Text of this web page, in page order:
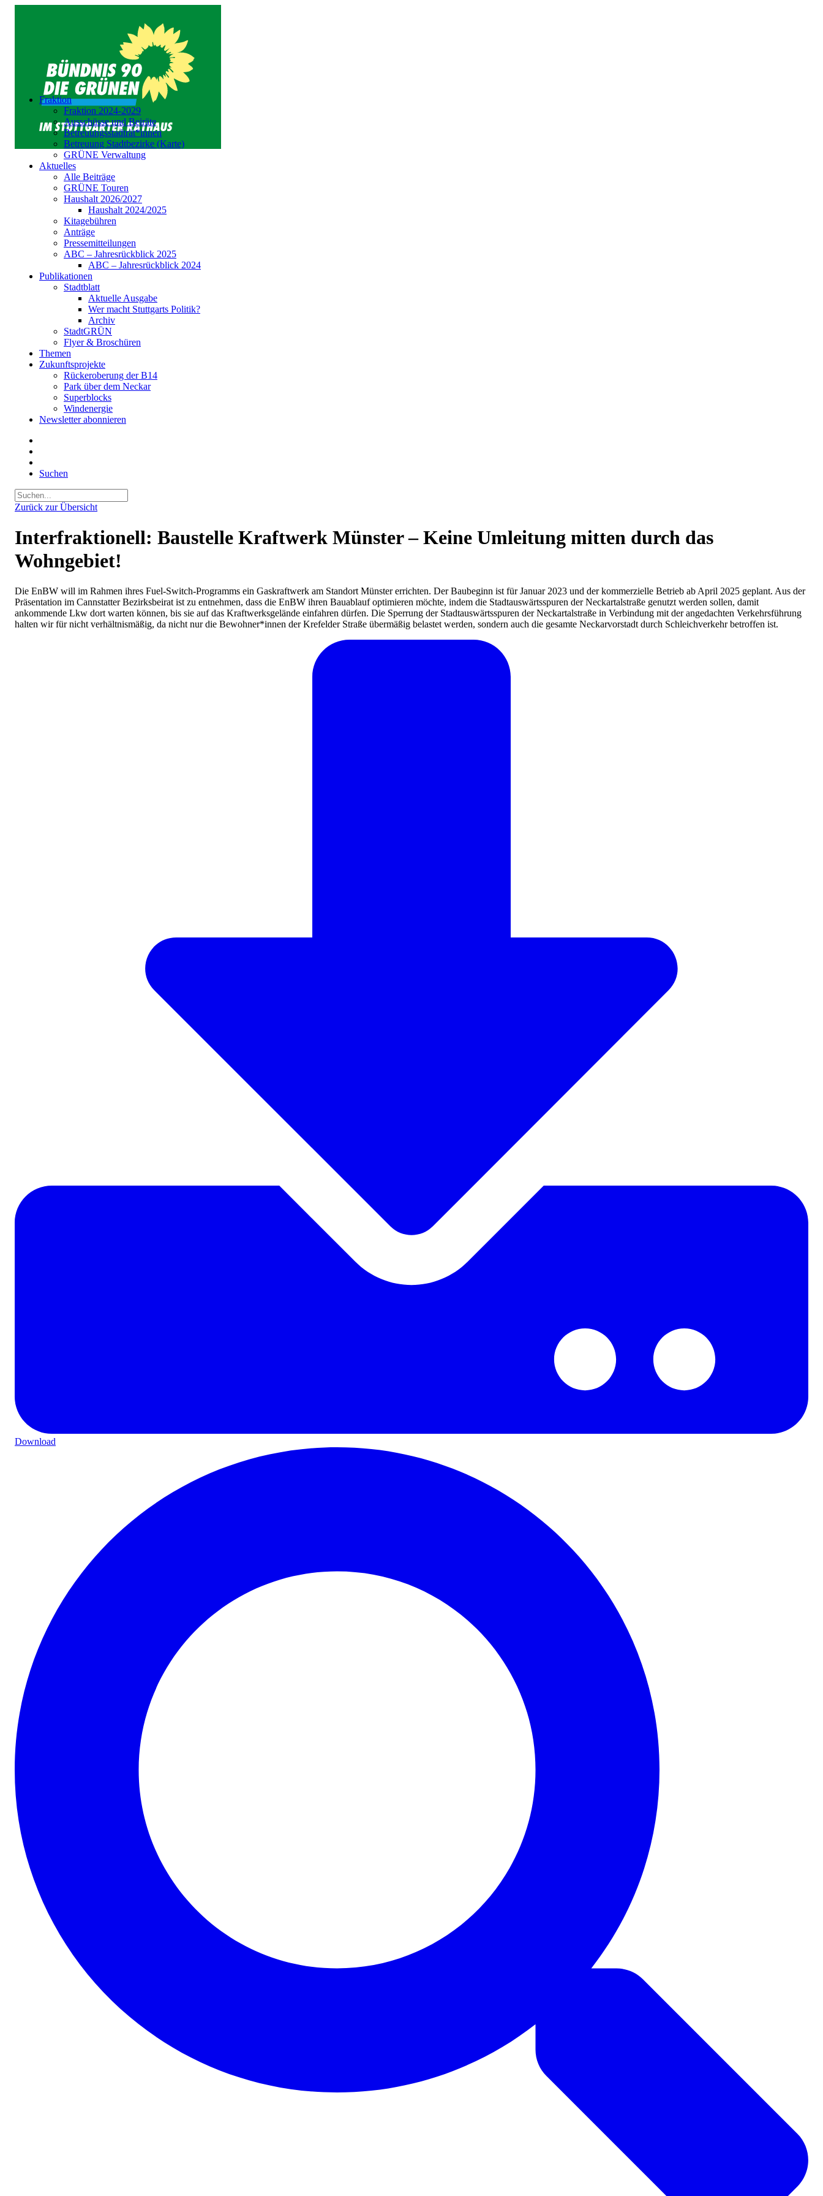
Fraktion
Fraktion 2024-2029
Ausschüsse und Beiräte
Betreuungsstadträt*innen
Betreuung Stadtbezirke (Karte)
GRÜNE Verwaltung
Aktuelles
Alle Beiträge
GRÜNE Touren
Haushalt 2026/2027
Haushalt 2024/2025
Kitagebühren
Anträge
Pressemitteilungen
ABC – Jahresrückblick 2025
ABC – Jahresrückblick 2024
Publikationen
Stadtblatt
Aktuelle Ausgabe
Wer macht Stuttgarts Politik?
Archiv
StadtGRÜN
Flyer & Broschüren
Themen
Zukunftsprojekte
Rückeroberung der B14
Park über dem Neckar
Superblocks
Windenergie
Newsletter abonnieren
Suchen
Zurück zur Übersicht
Interfraktionell: Baustelle Kraftwerk Münster – Keine Umleitung mitten durch das
Wohngebiet!
Die EnBW will im Rahmen ihres Fuel-Switch-Programms ein Gaskraftwerk am Standort Münster errichten. Der Baubeginn ist für Januar 2023 und der kommerzielle Betrieb ab April 2025 geplant. Aus der
Präsentation im Cannstatter Bezirksbeirat ist zu entnehmen, dass die EnBW ihren Bauablauf optimieren möchte, indem die Stadtauswärtsspuren der Neckartalstraße genutzt werden sollen, damit
ankommende Lkw dort warten können, bis sie auf das Kraftwerksgelände einfahren dürfen. Die Sperrung der Stadtauswärtsspuren der Neckartalstraße in Verbindung mit der angedachten Verkehrsführung
halten wir für nicht verhältnismäßig, da nicht nur die Bewohner*innen der Krefelder Straße übermäßig belastet werden, sondern auch die gesamte Neckarvorstadt durch Schleichverkehr betroffen ist.
Download